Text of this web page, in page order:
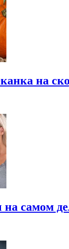
на
самом